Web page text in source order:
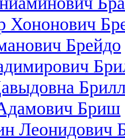
Хононович
Брейдо
Бриш
Леонидович